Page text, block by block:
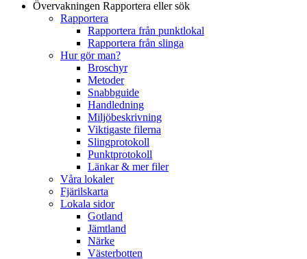
Övervakningen Rapportera eller sök
Rapportera
Rapportera från punktlokal
Rapportera från slinga
Hur gör man?
Broschyr
Metoder
Snabbguide
Handledning
Miljöbeskrivning
Viktigaste filerna
Slingprotokoll
Punktprotokoll
Länkar & mer filer
Våra lokaler
Fjärilskarta
Lokala sidor
Gotland
Jämtland
Närke
Västerbotten